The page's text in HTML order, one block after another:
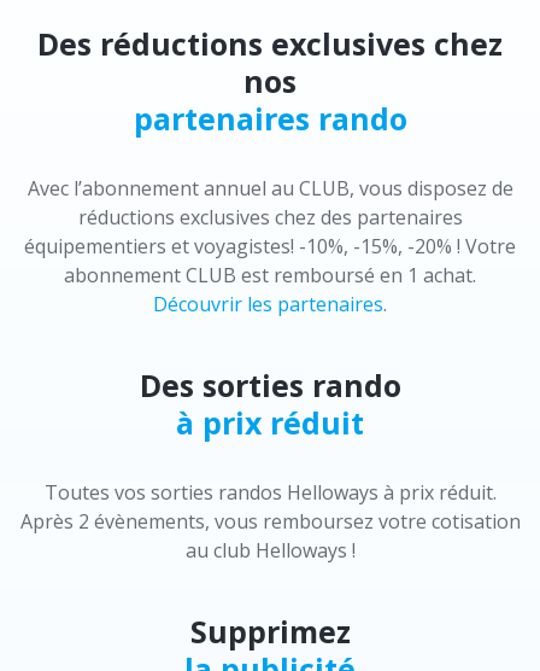
Des réductions exclusives chez
nos
partenaires rando
Avec l’abonnement annuel au CLUB, vous disposez de
réductions exclusives chez des partenaires
équipementiers et voyagistes! -10%, -15%, -20% ! Votre
abonnement CLUB est remboursé en 1 achat.
Découvrir les partenaires.
Des sorties rando
à prix réduit
Toutes vos sorties randos Helloways à prix réduit.
Après 2 évènements, vous remboursez votre cotisation
au club Helloways !
Supprimez